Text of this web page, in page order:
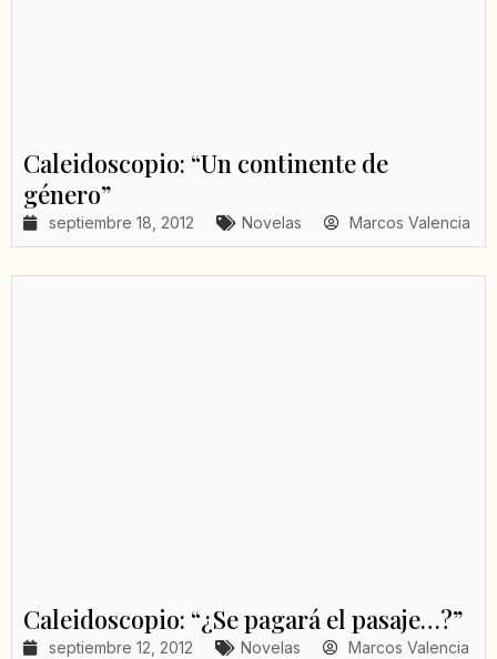
Caleidoscopio: “Un continente de
género”
septiembre 18, 2012 Novelas Marcos Valencia
Caleidoscopio: “¿Se pagará el pasaje…?”
septiembre 12, 2012 Novelas Marcos Valencia